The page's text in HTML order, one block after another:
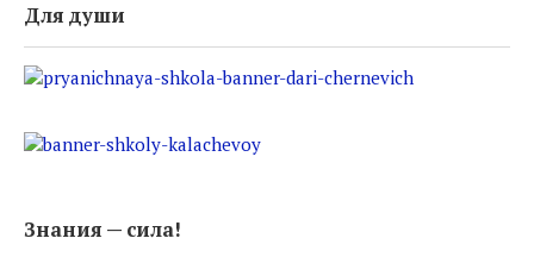
Для души
Знания — сила!